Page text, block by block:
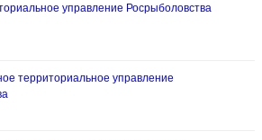
управление Росрыболовства
территориальное управление